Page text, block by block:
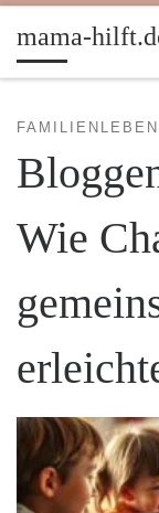
Zum Inhalt
mama-
Wie